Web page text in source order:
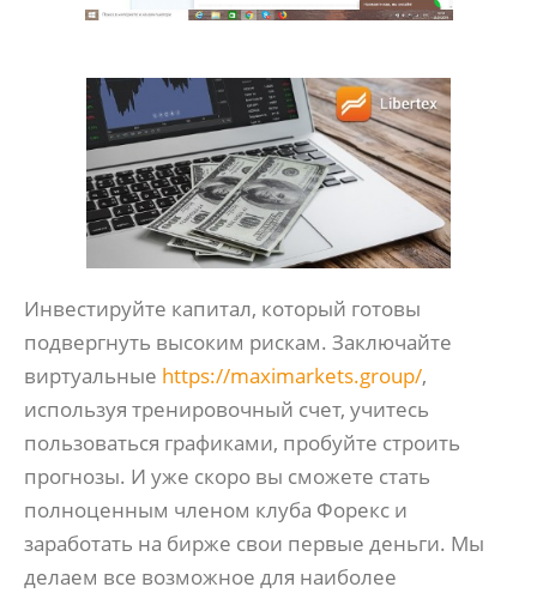
Инвестируйте капитал, который готовы
подвергнуть высоким рискам. Заключайте
виртуальные https://maximarkets.group/,
используя тренировочный счет, учитесь
пользоваться графиками, пробуйте строить
прогнозы. И уже скоро вы сможете стать
полноценным членом клуба Форекс и
заработать на бирже свои первые деньги. Мы
делаем все возможное для наиболее